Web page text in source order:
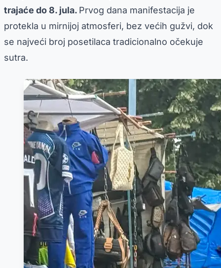
trajaće do 8. jula. Prvog dana manifestacija je
protekla u mirnijoj atmosferi, bez većih gužvi, dok
se najveći broj posetilaca tradicionalno očekuje
sutra.